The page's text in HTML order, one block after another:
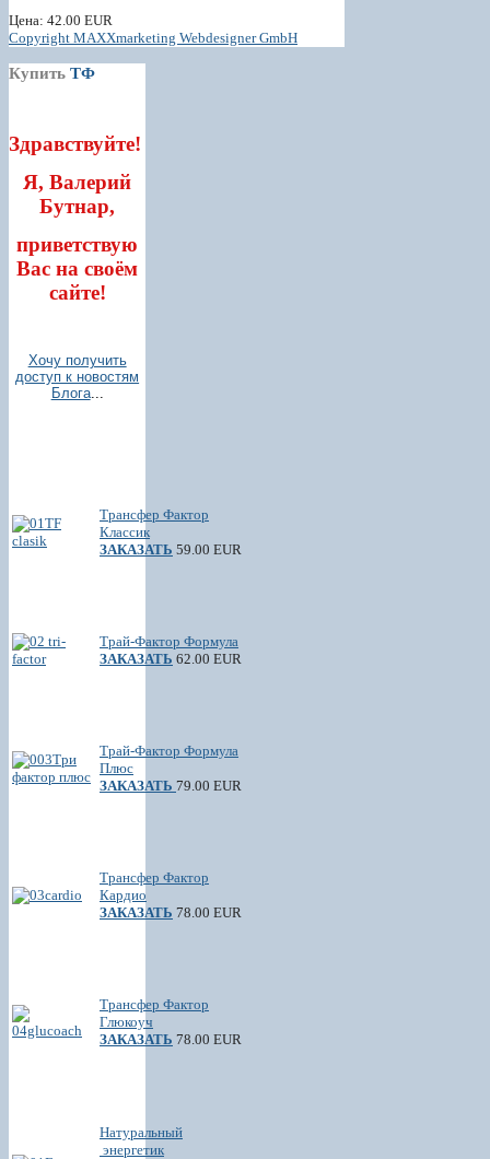
Цена: 42.00 EUR
Copyright MAXXmarketing Webdesigner GmbH
Купить ТФ
Здравствуйте!
Я, Валерий
Бутнар,
приветствую
Вас на своём
сайте!
Хочу получить
доступ к новостям
Блога...
Трансфер Фактор
Классик
ЗАКАЗАТЬ 59.00 EUR
Трай-Фактор Формула
ЗАКАЗАТЬ 62.00 EUR
Трай-Фактор Формула
Плюс
ЗАКАЗАТЬ 79.00 EUR
Трансфер Фактор
Кардио
ЗАКАЗАТЬ 78.00 EUR
Трансфер Фактор
Глюкоуч
ЗАКАЗАТЬ 78.00 EUR
Натуральный
энергетик